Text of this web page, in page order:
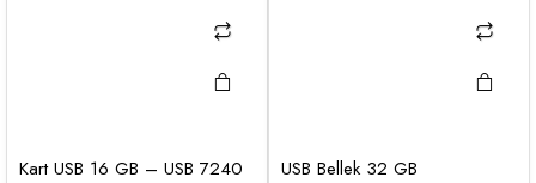
Kart USB 16 GB – USB 7240 USB Bellek 32 GB